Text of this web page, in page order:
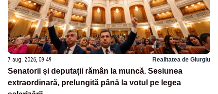
7 aug. 2026, 09:49 Realitatea de Giurgiu
Senatorii și deputații rămân la muncă. Sesiunea
extraordinară, prelungită până la votul pe legea